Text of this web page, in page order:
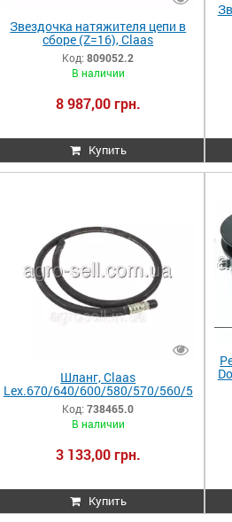
Звездочка натяжителя цепи в
сборе (Z=16), Claas
Lex.670/640/600/580/570/560/5
40/480/460/440, Tuc.480
809052.2
Код: 809052.2
В наличии
8 987,00 грн.
Купить
Шланг, Claas
Lex.670/640/600/580/570/560/5
40/480/460/440, Jag.900/830
738465.0 738465 0007384650
Код: 738465.0
В наличии
3 133,00 грн.
Купить